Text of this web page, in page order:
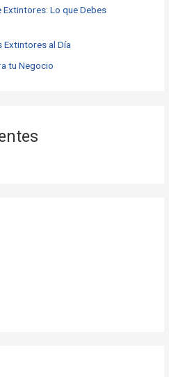
Extintores: Lo que Debes
Extintores al Día
tu Negocio